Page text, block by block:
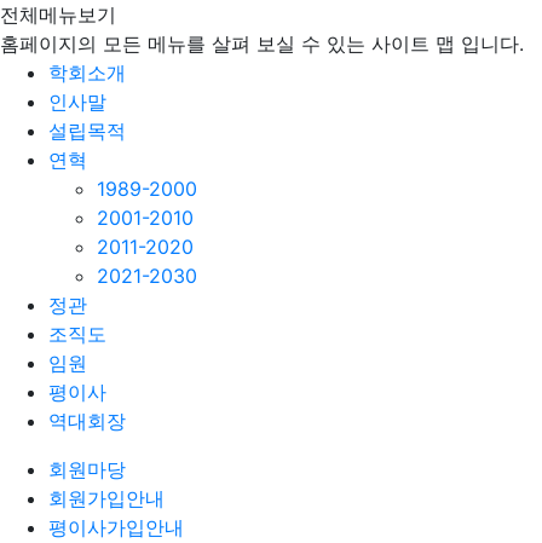
전체메뉴보기
홈페이지의 모든 메뉴를 살펴 보실 수 있는 사이트 맵 입니다.
학회소개
인사말
설립목적
연혁
1989-2000
2001-2010
2011-2020
2021-2030
정관
조직도
임원
평이사
역대회장
회원마당
회원가입안내
평이사가입안내